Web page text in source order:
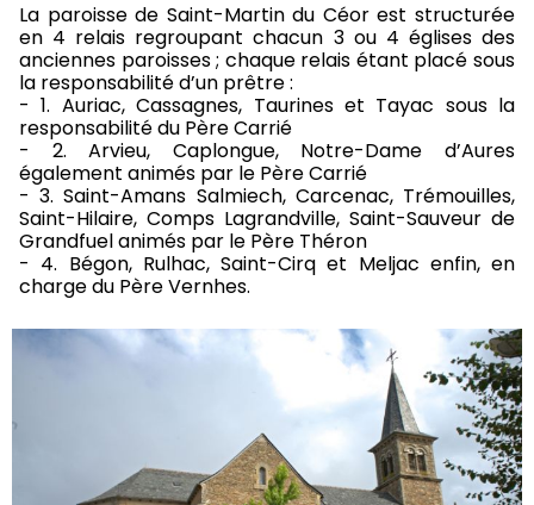
La paroisse de Saint-Martin du Céor est structurée
en 4 relais regroupant chacun 3 ou 4 églises des
anciennes paroisses ; chaque relais étant placé sous
la responsabilité d’un prêtre :
- 1. Auriac, Cassagnes, Taurines et Tayac sous la
responsabilité du Père Carrié
- 2. Arvieu, Caplongue, Notre-Dame d’Aures
également animés par le Père Carrié
- 3. Saint-Amans Salmiech, Carcenac, Trémouilles,
Saint-Hilaire, Comps Lagrandville, Saint-Sauveur de
Grandfuel animés par le Père Théron
- 4. Bégon, Rulhac, Saint-Cirq et Meljac enfin, en
charge du Père Vernhes.